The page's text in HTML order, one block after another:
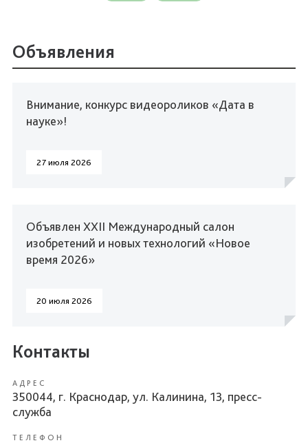
Объявления
Внимание, конкурс видеороликов «Дата в
науке»!
27 июля 2026
Объявлен XXII Международный салон
изобретений и новых технологий «Новое
время 2026»
20 июля 2026
Контакты
АДРЕС
350044, г. Краснодар, ул. Калинина, 13, пресс-
служба
ТЕЛЕФОН